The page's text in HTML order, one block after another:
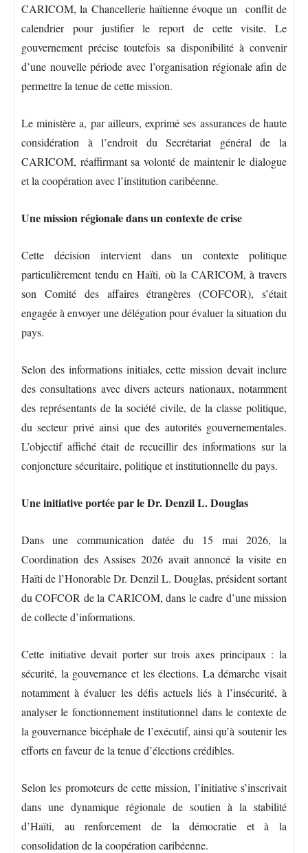
CARICOM, la Chancellerie haïtienne évoque un conflit de
calendrier pour justifier le report de cette visite. Le
gouvernement précise toutefois sa disponibilité à convenir
d’une nouvelle période avec l’organisation régionale afin de
permettre la tenue de cette mission.
Le ministère a, par ailleurs, exprimé ses assurances de haute
considération à l’endroit du Secrétariat général de la
CARICOM, réaffirmant sa volonté de maintenir le dialogue
et la coopération avec l’institution caribéenne.
Une mission régionale dans un contexte de crise
Cette décision intervient dans un contexte politique
particulièrement tendu en Haïti, où la CARICOM, à travers
son Comité des affaires étrangères (COFCOR), s’était
engagée à envoyer une délégation pour évaluer la situation du
pays.
Selon des informations initiales, cette mission devait inclure
des consultations avec divers acteurs nationaux, notamment
des représentants de la société civile, de la classe politique,
du secteur privé ainsi que des autorités gouvernementales.
L’objectif affiché était de recueillir des informations sur la
conjoncture sécuritaire, politique et institutionnelle du pays.
Une initiative portée par le Dr. Denzil L. Douglas
Dans une communication datée du 15 mai 2026, la
Coordination des Assises 2026 avait annoncé la visite en
Haïti de l’Honorable Dr. Denzil L. Douglas, président sortant
du COFCOR de la CARICOM, dans le cadre d’une mission
de collecte d’informations.
Cette initiative devait porter sur trois axes principaux : la
sécurité, la gouvernance et les élections. La démarche visait
notamment à évaluer les défis actuels liés à l’insécurité, à
analyser le fonctionnement institutionnel dans le contexte de
la gouvernance bicéphale de l’exécutif, ainsi qu’à soutenir les
efforts en faveur de la tenue d’élections crédibles.
Selon les promoteurs de cette mission, l’initiative s’inscrivait
dans une dynamique régionale de soutien à la stabilité
d’Haïti, au renforcement de la démocratie et à la
consolidation de la coopération caribéenne.